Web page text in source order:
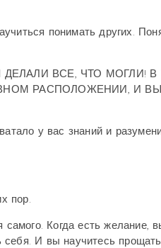
понимать других.
ДЕЛАЛИ ВСЕ, ЧТО МОГЛИ! В
РАСПОЛОЖЕНИИ, И ВЫ
у вас знаний и
пор.
Когда есть желание,
себя. И вы научитесь